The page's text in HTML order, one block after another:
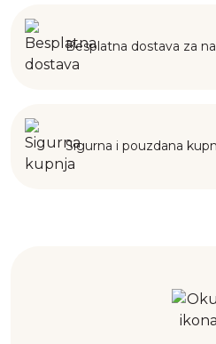
Besplatna dostava za
Sigurna i pouzdana